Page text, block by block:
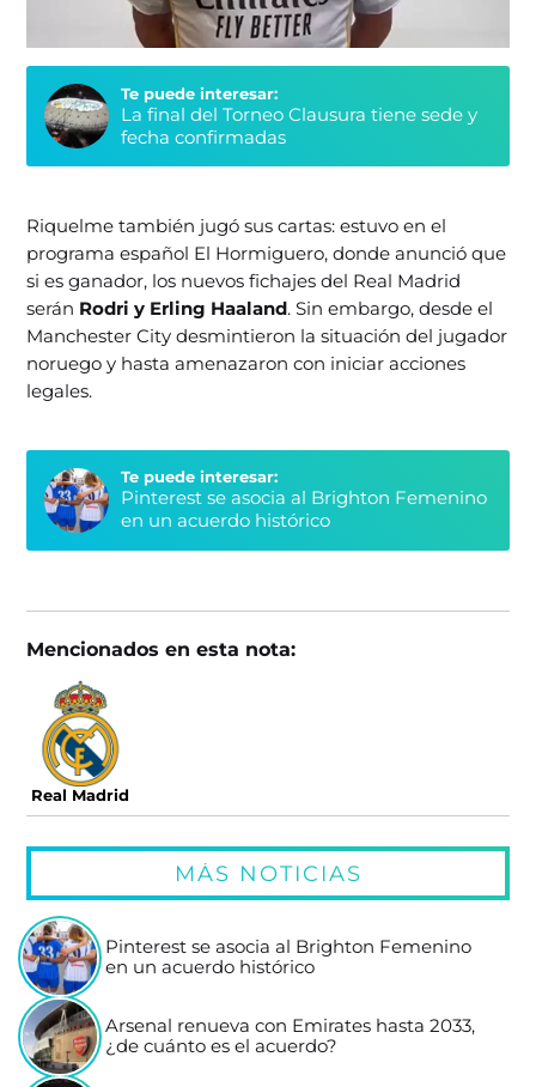
Te puede interesar:
La final del Torneo Clausura tiene sede y
fecha confirmadas
Riquelme también jugó sus cartas: estuvo en el
programa español El Hormiguero, donde anunció que
si es ganador, los nuevos fichajes del Real Madrid
serán Rodri y Erling Haaland. Sin embargo, desde el
Manchester City desmintieron la situación del jugador
noruego y hasta amenazaron con iniciar acciones
legales.
Te puede interesar:
Pinterest se asocia al Brighton Femenino
en un acuerdo histórico
Mencionados en esta nota:
Real Madrid
MÁS NOTICIAS
Pinterest se asocia al Brighton Femenino
en un acuerdo histórico
Arsenal renueva con Emirates hasta 2033,
¿de cuánto es el acuerdo?